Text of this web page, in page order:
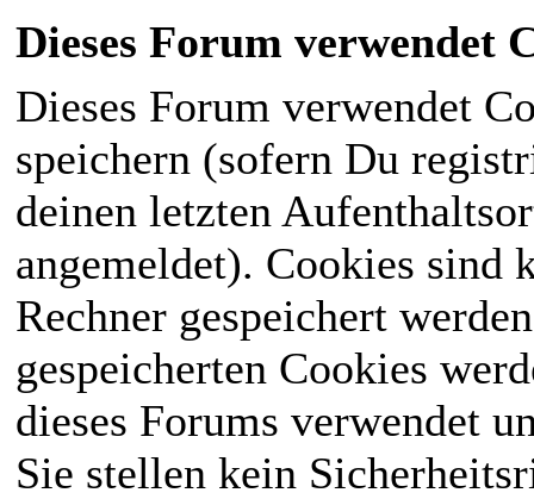
Dieses Forum verwendet
Dieses Forum verwendet
speichern (sofern Du
deinen letzten
angemeldet). Cookies sind
Rechner gespeichert
gespeicherten Cookies
dieses Forums verwendet
Sie stellen kein